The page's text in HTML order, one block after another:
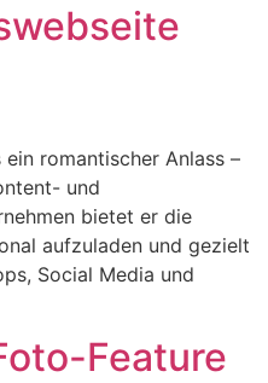
romantischer Anlass –
und
bietet er die
aufzuladen und gezielt
Social Media und
Feature